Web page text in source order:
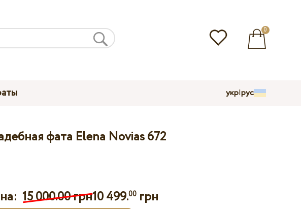
0
укр|рус
фата Elena Novias 672
15 000.00 грн10 499.00 грн